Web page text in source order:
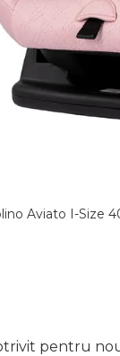
Aviato I-Size
pentru